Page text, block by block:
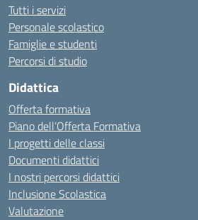
Tutti i servizi
Personale scolastico
Famiglie e studenti
Percorsi di studio
Didattica
Offerta formativa
Piano dell’Offerta Formativa
I progetti delle classi
Documenti didattici
I nostri percorsi didattici
Inclusione Scolastica
Valutazione